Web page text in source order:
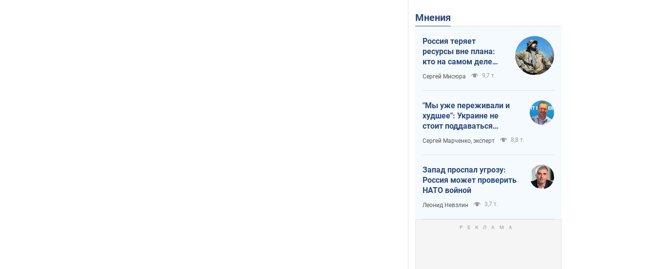
Мнения
Россия теряет
ресурсы вне плана:
кто на самом деле
диктует темп войны
Сергей Мисюра 9,7 т.
"Мы уже переживали и
худшее": Украине не
стоит поддаваться
отчаянию из-за
ракетного террора
Сергей Марченко, эксперт 8,8 т.
Запад проспал угрозу:
Россия может проверить
НАТО войной
Леонид Невзлин 3,7 т.